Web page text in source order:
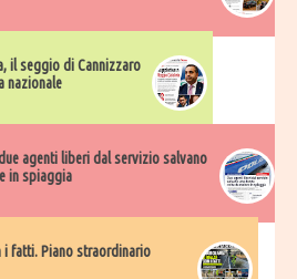
il seggio di Cannizzaro
nazionale
agenti liberi dal servizio salvano
in spiaggia
i fatti. Piano straordinario